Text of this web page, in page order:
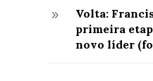
9
Volta:
primeira
novo líder